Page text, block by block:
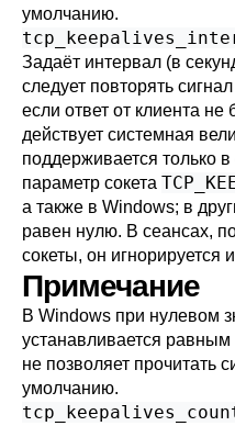
умолчанию.
Задаёт интервал (в
следует повторять
если ответ от клиента
действует системная
поддерживается только
параметр сокета
а также в Windows; в
равен нулю. В сеансах,
сокеты, он игнорируется
Примечание
В Windows при нулевом
устанавливается равным
не позволяет прочитать
умолчанию.